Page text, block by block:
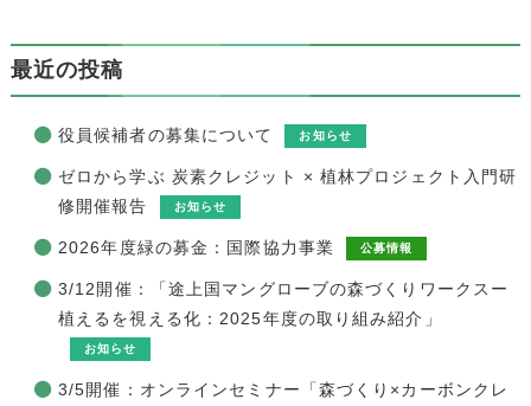
最近の投稿
役員候補者の募集について お知らせ
ゼロから学ぶ 炭素クレジット × 植林プロジェクト入門研
修開催報告
お知らせ
2026年度緑の募金：国際協力事業 公募情報
3/12開催：「途上国マングローブの森づくりワークスー
植えるを視える化：2025年度の取り組み紹介」
お知らせ
3/5開催：オンラインセミナー「森づくり×カーボンクレ